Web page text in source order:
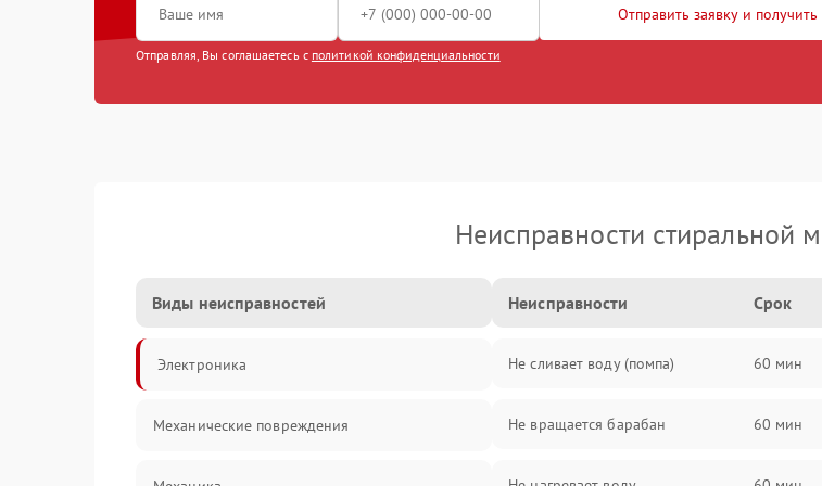
Отправить заявку и
Отправляя, Вы соглашаетесь с политикой конфиденциальности
Неисправности стиральной
Виды неисправностей
Электроника
Механические повреждения
Неисправности Срок
Не сливает воду (помпа) 60 мин
Не вращается барабан 60 мин